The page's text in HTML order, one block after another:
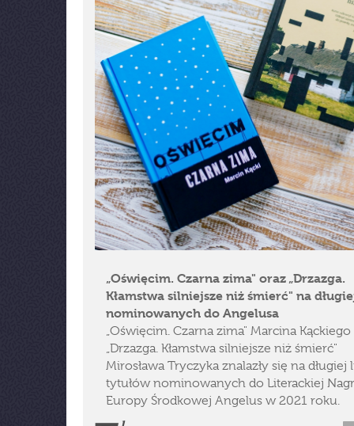
„Oświęcim. Czarna zima" oraz „Drzazga.
Kłamstwa silniejsze niż śmierć" na
nominowanych do Angelusa
„Oświęcim. Czarna zima" Marcina Kąckiego
„Drzazga. Kłamstwa silniejsze niż śmierć"
Mirosława Tryczyka znalazły się na długiej
tytułów nominowanych do Literackiej
Europy Środkowej Angelus w 2021 roku.